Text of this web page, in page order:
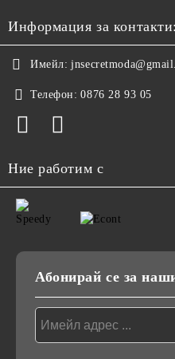
Информация за контакти:
Имейл:
Телефон: 0876 28 93 05
Ние работим с
Абонирай се за